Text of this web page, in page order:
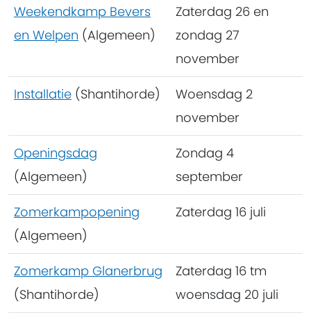
Weekendkamp Bevers
en Welpen (Algemeen)
Zaterdag 26 en
zondag 27
november
Installatie (Shantihorde)
Woensdag 2
november
Openingsdag
(Algemeen)
Zondag 4
september
Zomerkampopening
(Algemeen)
Zaterdag 16 juli
Zomerkamp Glanerbrug
(Shantihorde)
Zaterdag 16 tm
woensdag 20 juli